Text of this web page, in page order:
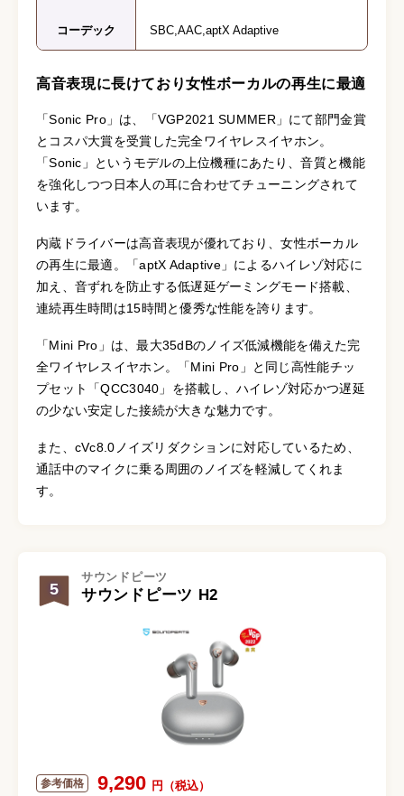
コーデック SBC,AAC,aptX Adaptive
高音表現に長けており女性ボーカルの再生に最適
「Sonic Pro」は、「VGP2021 SUMMER」にて部門金賞
とコスパ大賞を受賞した完全ワイヤレスイヤホン。
「Sonic」というモデルの上位機種にあたり、音質と機能
を強化しつつ日本人の耳に合わせてチューニングされて
います。
内蔵ドライバーは高音表現が優れており、女性ボーカル
の再生に最適。「aptX Adaptive」によるハイレゾ対応に
加え、音ずれを防止する低遅延ゲーミングモード搭載、
連続再生時間は15時間と優秀な性能を誇ります。
「Mini Pro」は、最大35dBのノイズ低減機能を備えた完
全ワイヤレスイヤホン。「Mini Pro」と同じ高性能チッ
プセット「QCC3040」を搭載し、ハイレゾ対応かつ遅延
の少ない安定した接続が大きな魅力です。
また、cVc8.0ノイズリダクションに対応しているため、
通話中のマイクに乗る周囲のノイズを軽減してくれま
す。
5
サウンドピーツ
サウンドピーツ H2
9,290